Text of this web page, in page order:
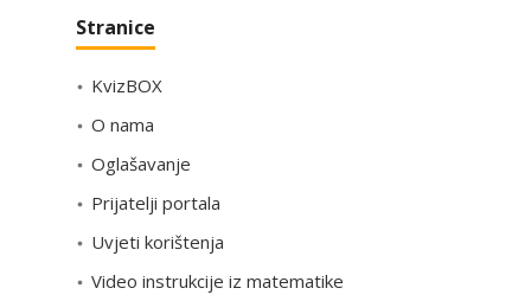
t
g
i
j
Stranice
KvizBOX
O nama
Oglašavanje
Prijatelji portala
Uvjeti korištenja
Video instrukcije iz matematike